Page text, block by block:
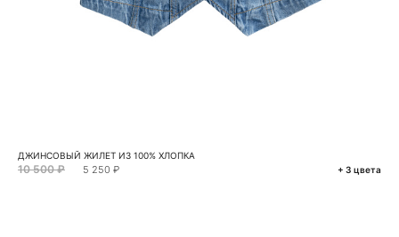
ДЖИНСОВЫЙ ЖИЛЕТ ИЗ 100% ХЛОПКА
10 500 ₽ 5 250 ₽ + 3 цвета